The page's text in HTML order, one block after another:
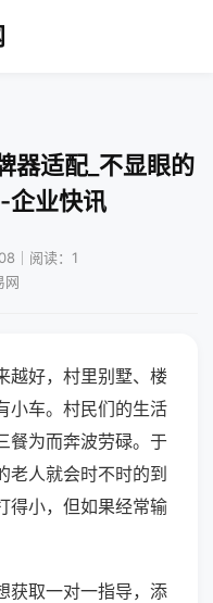
器适配_不显眼的
企业快讯
｜阅读：1
网
越好，村里别墅、楼
小车。村民们的生活
餐为而奔波劳碌。于
老人就会时不时的到
得小，但如果经常输
获取一对一指导，添